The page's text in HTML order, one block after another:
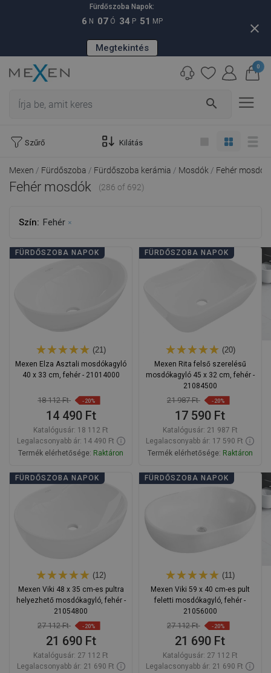
Fürdőszoba Napok:
6 N 07 Ó 34 P 49 MP
Megtekintés
close
search
0
Szűrő Kilátás
Mexen Fürdőszoba Fürdőszoba kerámia Mosdók Fehér mosdók
Fehér mosdók (286 of 692)
Szín: Fehér
FÜRDŐSZOBA NAPOK
(21)
Mexen Elza Asztali mosdókagyló
40 x 33 cm, fehér - 21014000
18 112 Ft -20%
14 490 Ft
Katalógusár: 18 112 Ft
Legalacsonyabb ár: 14 490 Ft
Termék elérhetősége: Raktáron
Kosárba
FÜRDŐSZOBA NAPOK
(20)
Mexen Rita felső szerelésű
mosdókagyló 45 x 32 cm, fehér -
21084500
21 987 Ft -20%
17 590 Ft
Katalógusár: 21 987 Ft
Legalacsonyabb ár: 17 590 Ft
Termék elérhetősége: Raktáron
Kosárba
FÜRDŐSZOBA NAPOK
(12)
Mexen Viki 48 x 35 cm-es pultra
helyezhető mosdókagyló, fehér -
21054800
27 112 Ft -20%
21 690 Ft
Katalógusár: 27 112 Ft
Legalacsonyabb ár: 21 690 Ft
FÜRDŐSZOBA NAPOK
(11)
Mexen Viki 59 x 40 cm-es pult
feletti mosdókagyló, fehér -
21056000
27 112 Ft -20%
21 690 Ft
Katalógusár: 27 112 Ft
Legalacsonyabb ár: 21 690 Ft